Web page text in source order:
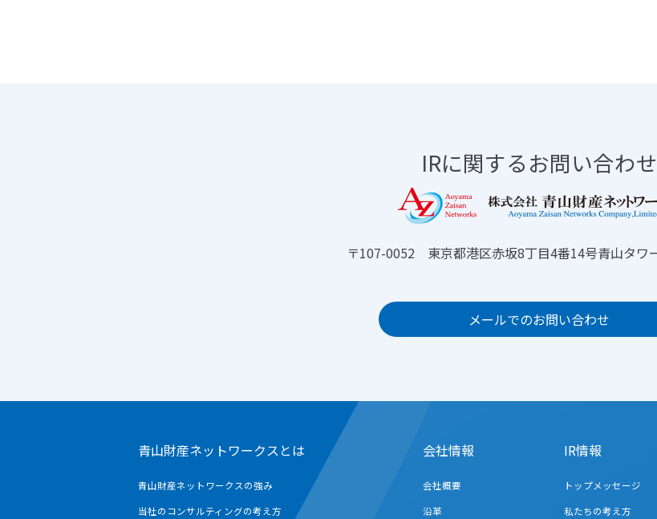
IRに関するお問い合わせ
〒107-0052 東京都港区赤坂8丁目4番14号青山タワ
メールでのお問い合わせ
青山財産ネットワークスとは
青山財産ネットワークスの強み
当社のコンサルティングの考え方
会社情報
会社概要
沿革
IR情報
トップメッセージ
私たちの考え方